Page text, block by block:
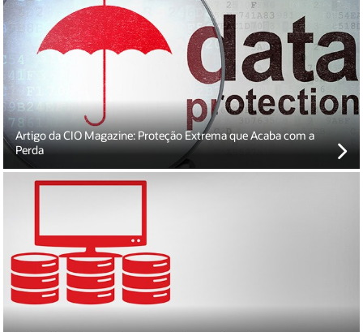
Saiba como pôr fim ao impacto da cópia de segurança e
recuperar os dados críticos para a empresa a qualquer hora e em
qualquer lugar com uma nova abordagem à recuperação de
bases de dados.
Artigo da CIO Magazine: Proteção Extrema que Acaba com a
Perda
Veja como acabar com a perda de dados e minimizar o impacto
para o ambiente de produção.